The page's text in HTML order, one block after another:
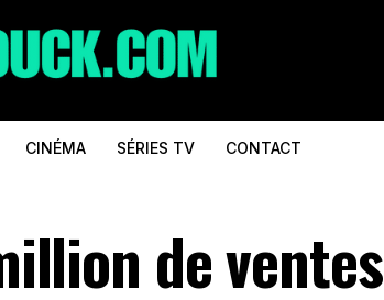
CINÉMA SÉRIES TV CONTACT
de ventes